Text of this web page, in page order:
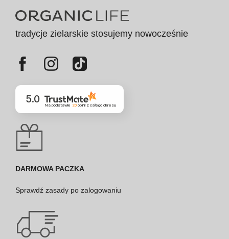
tradycje zielarskie stosujemy nowocześnie
5.0
Na podstawie 20opinii z całego okresu
DARMOWA PACZKA
Sprawdź zasady po zalogowaniu